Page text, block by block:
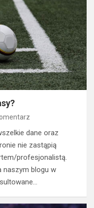
dane oraz
nie zastąpią
profesjonalistą.
naszym blogu w